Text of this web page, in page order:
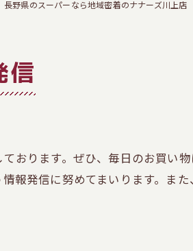
長野県のスーパーなら地域密着のナナーズ川上店
信
おります。ぜひ、毎日のお買い物
報発信に努めてまいります。また